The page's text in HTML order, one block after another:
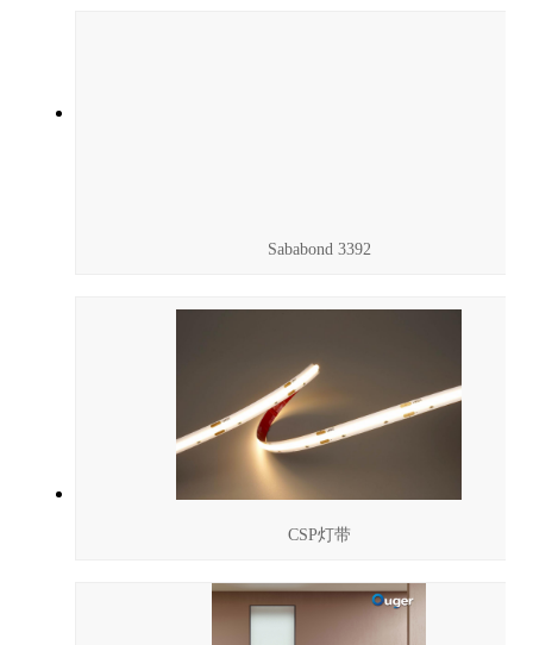
Sababond 3392
CSP灯带